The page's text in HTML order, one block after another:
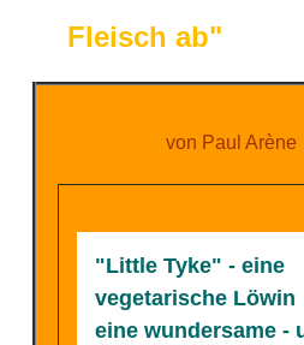
Fleisch ab"
von Paul Arène
"Little Tyke" - eine
vegetarische Löwin
eine wundersame -